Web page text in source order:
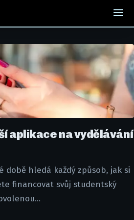
aplikace na vydělávání
době hledá každý způsob, jak si
financovat svůj studentský